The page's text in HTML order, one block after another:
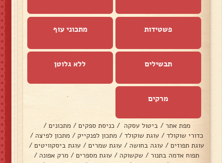
פשטידות מתכוני עוף
תבשילים ללא גלוטן
מרקים
מפת אתר / ביטול עסקה / כניסת ספקים / מתכונים /
כדורי שוקולד / עוגת שוקולד / מתכון לפנקייק / מתכון לפיצה /
עוגת תפוזים / עוגה בחושה / עוגת שמרים / עוגת ביסקוויטים /
תפוח אדמה בתנור / שקשוקה / עוגת מספרים / מרק אפונה /